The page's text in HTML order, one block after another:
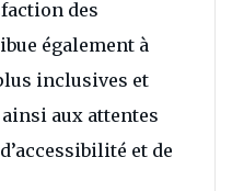
des
également à
inclusives et
aux attentes
et de